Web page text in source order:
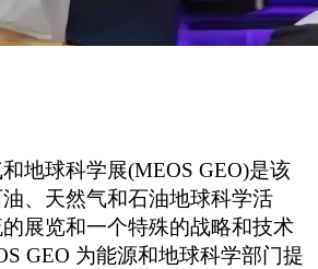
地球科学展(MEOS GEO)是该
、天然气和石油地球科学活
展览和一个特殊的战略和技术
GEO 为能源和地球科学部门提